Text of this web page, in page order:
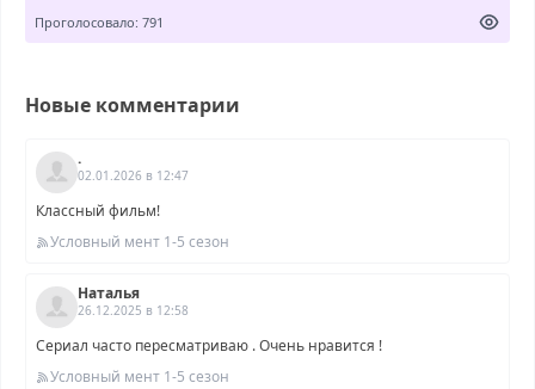
Проголосовало: 791
Новые комментарии
.
02.01.2026 в 12:47
Классный фильм!
Условный мент 1-5 сезон
Наталья
26.12.2025 в 12:58
Сериал часто пересматриваю . Очень нравится !
Условный мент 1-5 сезон